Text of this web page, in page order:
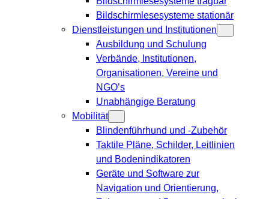
Bildschirmlesesysteme stationär
Dienstleistungen und Institutionen
Ausbildung und Schulung
Verbände, Institutionen,
Organisationen, Vereine und
NGO’s
Unabhängige Beratung
Mobilität
Blindenführhund und -Zubehör
Taktile Pläne, Schilder, Leitlinien
und Bodenindikatoren
Geräte und Software zur
Navigation und Orientierung,